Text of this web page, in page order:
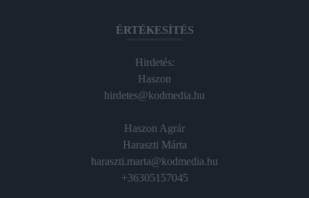
ÉRTÉKESÍTÉS
Hirdetés:
Haszon
hirdetes@kodmedia.hu
Haszon Agrár
Haraszti Márta
haraszti.marta@kodmedia.hu
+36305157045